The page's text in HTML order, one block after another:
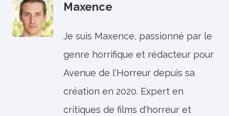
Maxence
Je suis Maxence, passionné par le
genre horrifique et rédacteur pour
Avenue de l'Horreur depuis sa
création en 2020. Expert en
critiques de films d'horreur et